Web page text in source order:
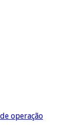
operação